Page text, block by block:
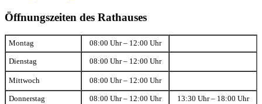
Öffnungszeiten des Rathauses
Montag 08:00 Uhr – 12:00 Uhr
Dienstag 08:00 Uhr – 12:00 Uhr
Mittwoch 08:00 Uhr – 12:00 Uhr
Donnerstag 08:00 Uhr – 12:00 Uhr 13:30 Uhr – 18:00 Uhr